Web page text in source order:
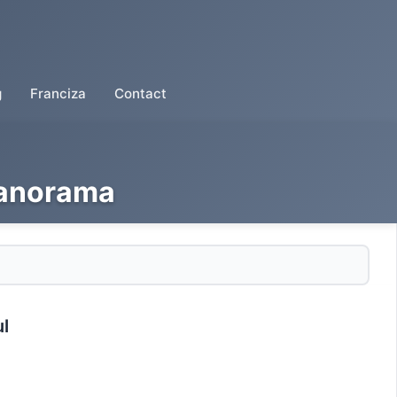
Franciza Contact